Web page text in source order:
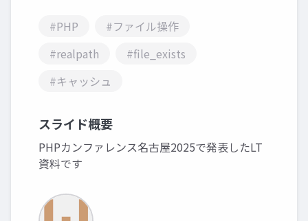
#PHP
#ファイル操作
#realpath
#file_exists
#キャッシュ
スライド概要
PHPカンファレンス名古屋2025で発表したLT
資料です